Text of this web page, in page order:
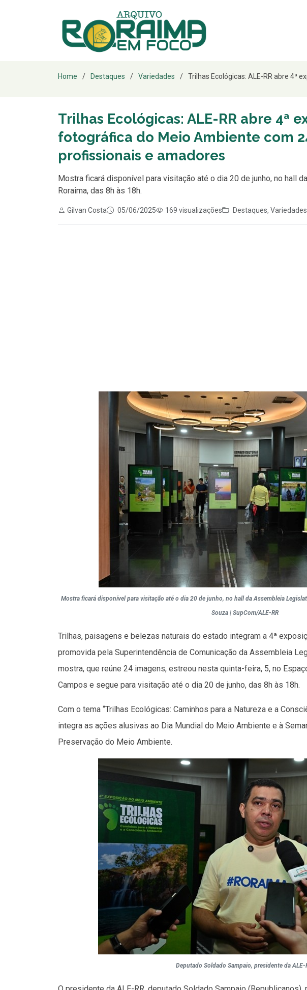
Home Destaques Variedades Trilhas Ecológicas: ALE-RR abre 4ª
Trilhas Ecológicas: ALE-RR abre 4ª
fotográfica do Meio Ambiente com
profissionais e amadores
Mostra ficará disponível para visitação até o dia 20 de junho, no hall
Roraima, das 8h às 18h.
Gilvan Costa 05/06/2025 169 visualizações Destaques, Variedades
Mostra ficará disponível para visitação até o dia 20 de junho, no hall da Assembleia
Souza | SupCom/ALE-RR
Trilhas, paisagens e belezas naturais do estado integram a 4ª
promovida pela Superintendência de Comunicação da Assembleia
mostra, que reúne 24 imagens, estreou nesta quinta-feira, 5, no
Campos e segue para visitação até o dia 20 de junho, das 8h às 18h.
Com o tema “Trilhas Ecológicas: Caminhos para a Natureza e a
integra as ações alusivas ao Dia Mundial do Meio Ambiente e à
Preservação do Meio Ambiente.
Deputado Soldado Sampaio, presidente da ALE-